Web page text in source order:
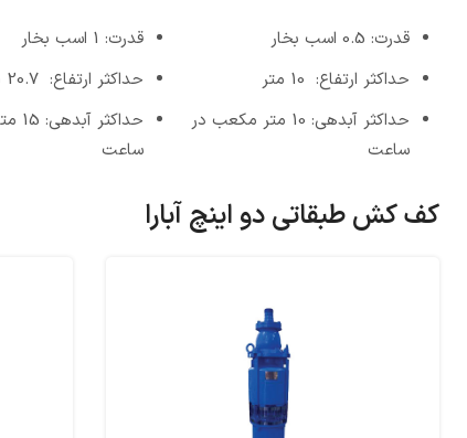
قدرت: 0.5 اسب بخار
حداکثر ارتفاع: 10 متر
حداکثر آبدهی: 10 متر مکعب در
ساعت
قدرت: 1 اسب بخار
حداکثر ارتفاع: 20.7 متر
ساعت
کف کش طبقاتی دو اینچ آبارا